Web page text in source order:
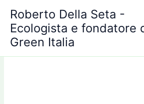
contenuto
Roberto Della Seta -
Ecologista e fondatore
Green Italia
r
c
h